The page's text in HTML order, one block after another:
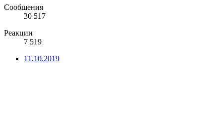
Сообщения
30 517
Реакции
7 519
11.10.2019